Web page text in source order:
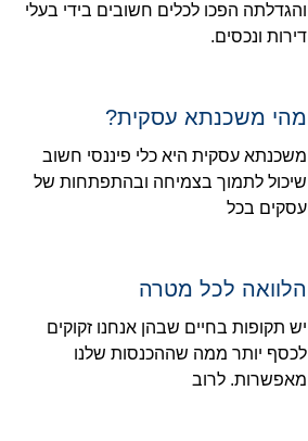
והגדלתה הפכו לכלים חשובים בידי בעלי
דירות ונכסים.
מהי משכנתא עסקית?
משכנתא עסקית היא כלי פיננסי חשוב
שיכול לתמוך בצמיחה ובהתפתחות של
עסקים בכל
הלוואה לכל מטרה
יש תקופות בחיים שבהן אנחנו זקוקים
לכסף יותר ממה שההכנסות שלנו
מאפשרות. לרוב